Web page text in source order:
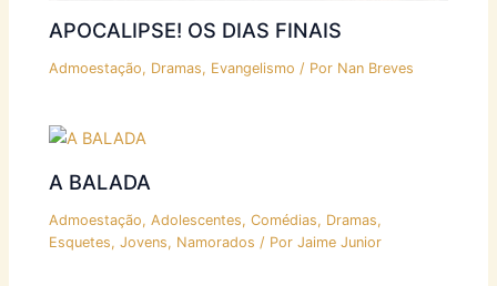
APOCALIPSE! OS DIAS FINAIS
Admoestação, Dramas, Evangelismo / Por Nan Breves
A BALADA
Admoestação,Adolescentes,Comédias, Dramas,
Esquetes,Jovens, Namorados / PorJaime Junior